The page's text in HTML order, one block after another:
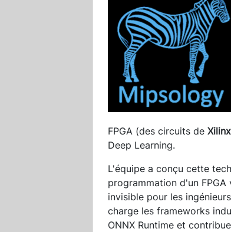
FPGA (des circuits de Xilinx
Deep Learning.
L'équipe a conçu cette
programmation d'un
invisible pour les
charge les frameworks
ONNX Runtime et